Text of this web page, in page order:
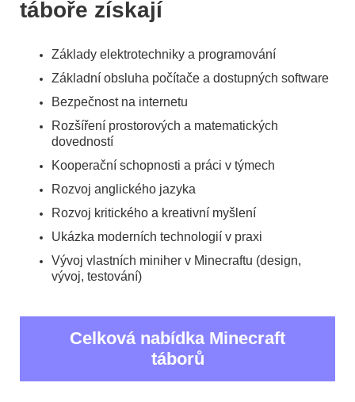
táboře získají
Základy elektrotechniky a programování
Základní obsluha počítače a dostupných software
Bezpečnost na internetu
Rozšíření prostorových a matematických
dovedností
Kooperační schopnosti a práci v týmech
Rozvoj anglického jazyka
Rozvoj kritického a kreativní myšlení
Ukázka moderních technologií v praxi
Vývoj vlastních miniher v Minecraftu (design,
vývoj, testování)
Celková nabídka Minecraft
táborů